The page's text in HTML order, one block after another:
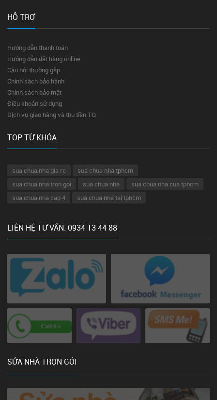
HỖ TRỢ
Hướng dẫn thanh toán
Hướng dẫn đặt hàng online
Câu hỏi thường gặp
Chính sách bảo hành
Chính sách bảo mật
Điều khoản sử dụng
Dịch vụ giao hàng và thu tiền TQ
TOP TỪ KHÓA
sua chua nha gia re
sua chua nha tphcm
sua chua nha tron goi
sua chua nha
sua chua nha cua tphcm
sua chua nha cap 4
sua chua nha tai tphcm
LIÊN HỆ TƯ VẤN: 0934 13 44 88
SỬA NHÀ TRỌN GÓI